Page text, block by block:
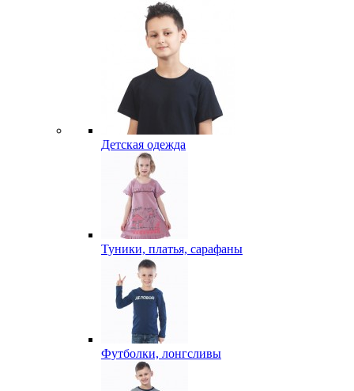
Детская одежда
Туники, платья, сарафаны
Футболки, лонгсливы